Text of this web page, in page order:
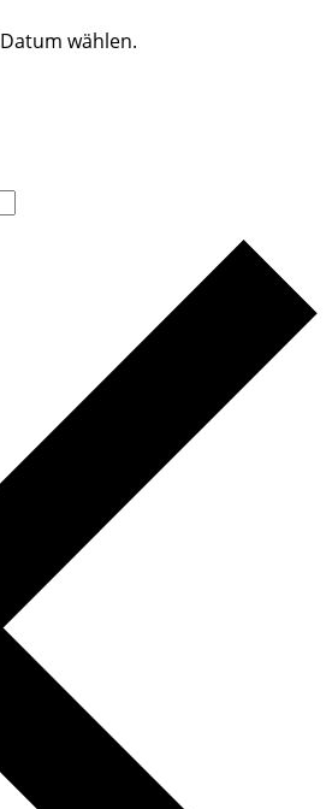
Datum wählen.